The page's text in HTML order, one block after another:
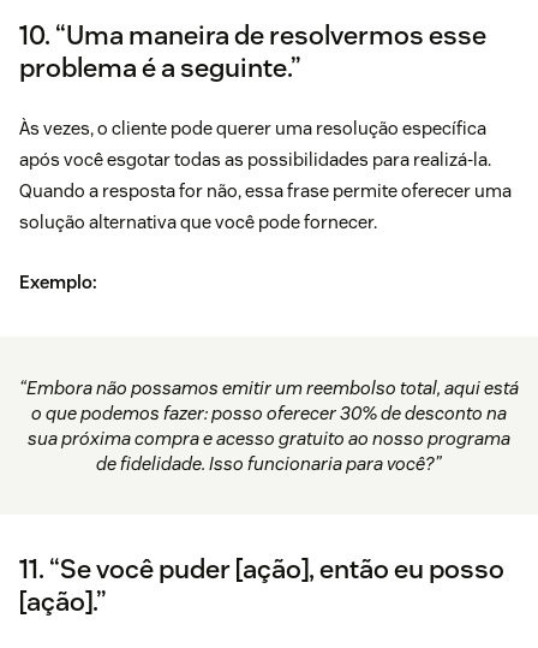
10. “Uma maneira de resolvermos esse
problema é a seguinte.”
Às vezes, o cliente pode querer uma resolução específica
após você esgotar todas as possibilidades para realizá-la.
Quando a resposta for não, essa frase permite oferecer uma
solução alternativa que você pode fornecer.
Exemplo:
“Embora não possamos emitir um reembolso total, aqui está
o que podemos fazer: posso oferecer 30% de desconto na
sua próxima compra e acesso gratuito ao nosso programa
de fidelidade. Isso funcionaria para você?”
11. “Se você puder [ação], então eu posso
[ação].”